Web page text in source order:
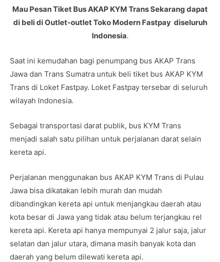
Mau Pesan Tiket Bus AKAP KYM Trans Sekarang dapat
di beli di Outlet-outlet Toko Modern Fastpay diseluruh
Indonesia.
Saat ini kemudahan bagi penumpang bus AKAP Trans
Jawa dan Trans Sumatra untuk beli tiket bus AKAP KYM
Trans di Loket Fastpay. Loket Fastpay tersebar di seluruh
wilayah Indonesia.
Sebagai transportasi darat publik, bus KYM Trans
menjadi salah satu pilihan untuk perjalanan darat selain
kereta api.
Perjalanan menggunakan bus AKAP KYM Trans di Pulau
Jawa bisa dikatakan lebih murah dan mudah
dibandingkan kereta api untuk menjangkau daerah atau
kota besar di Jawa yang tidak atau belum terjangkau rel
kereta api. Kereta api hanya mempunyai 2 jalur saja, jalur
selatan dan jalur utara, dimana masih banyak kota dan
daerah yang belum dilewati kereta api.